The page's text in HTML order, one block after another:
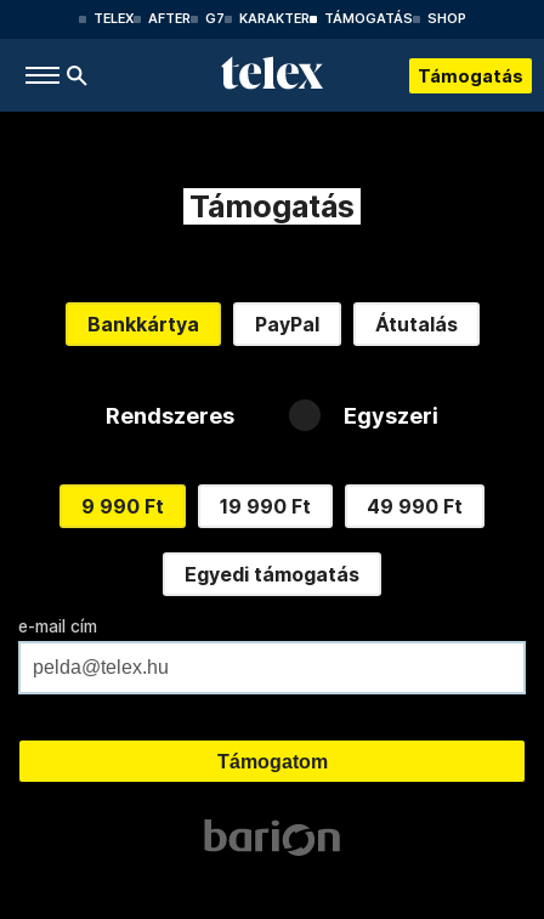
TELEX AFTER G7 KARAKTER TÁMOGATÁS SHOP
Támogatás
Támogatás
Bankkártya PayPal Átutalás
Rendszeres Egyszeri
9 990 Ft 19 990 Ft 49 990 Ft
Egyedi támogatás
e-mail cím